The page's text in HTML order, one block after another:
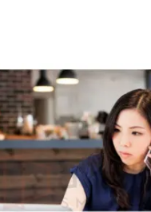
会社概要
お問い合わせ